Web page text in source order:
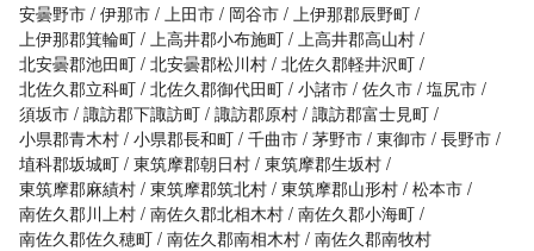
安曇野市 伊那市 上田市 岡谷市 上伊那郡辰野町
上伊那郡箕輪町 上高井郡小布施町 上高井郡高山村
北安曇郡池田町 北安曇郡松川村 北佐久郡軽井沢町
北佐久郡立科町 北佐久郡御代田町 小諸市 佐久市 塩尻市
須坂市 諏訪郡下諏訪町 諏訪郡原村 諏訪郡富士見町
小県郡青木村 小県郡長和町 千曲市 茅野市 東御市 長野市
埴科郡坂城町 東筑摩郡朝日村 東筑摩郡生坂村
東筑摩郡麻績村 東筑摩郡筑北村 東筑摩郡山形村 松本市
南佐久郡川上村 南佐久郡北相木村 南佐久郡小海町
南佐久郡佐久穂町 南佐久郡南相木村 南佐久郡南牧村